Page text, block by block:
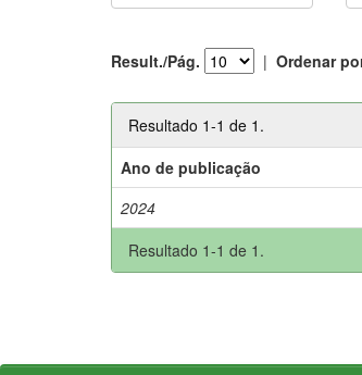
Result./Pág. | Ordenar
Resultado 1-1 de 1.
Ano de publicação
2024
Resultado 1-1 de 1.